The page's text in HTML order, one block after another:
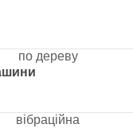
по дереву
вібраційна